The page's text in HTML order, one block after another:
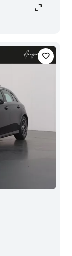
expand_content
favorite